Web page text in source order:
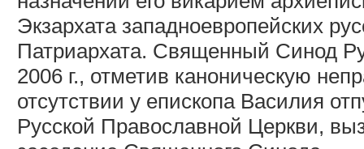
Экзархата западноевропейских
Патриархата. Священный Синод
2006 г., отметив каноническую
отсутствии у епископа Василия
Русской Православной Церкви,